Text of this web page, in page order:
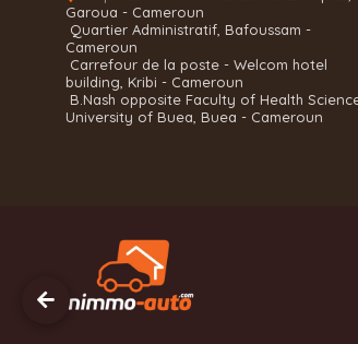
Garoua - Cameroun
Quartier Administratif, Bafoussam -
Cameroun
Carrefour de la poste - Welcom hotel
building, Kribi - Cameroun
B.Nash opposite Faculty of Health
University of Buea, Buea - Cameroun